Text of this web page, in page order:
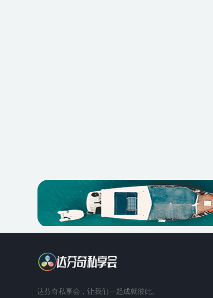
达芬奇私享会，让我们一起成就彼此。